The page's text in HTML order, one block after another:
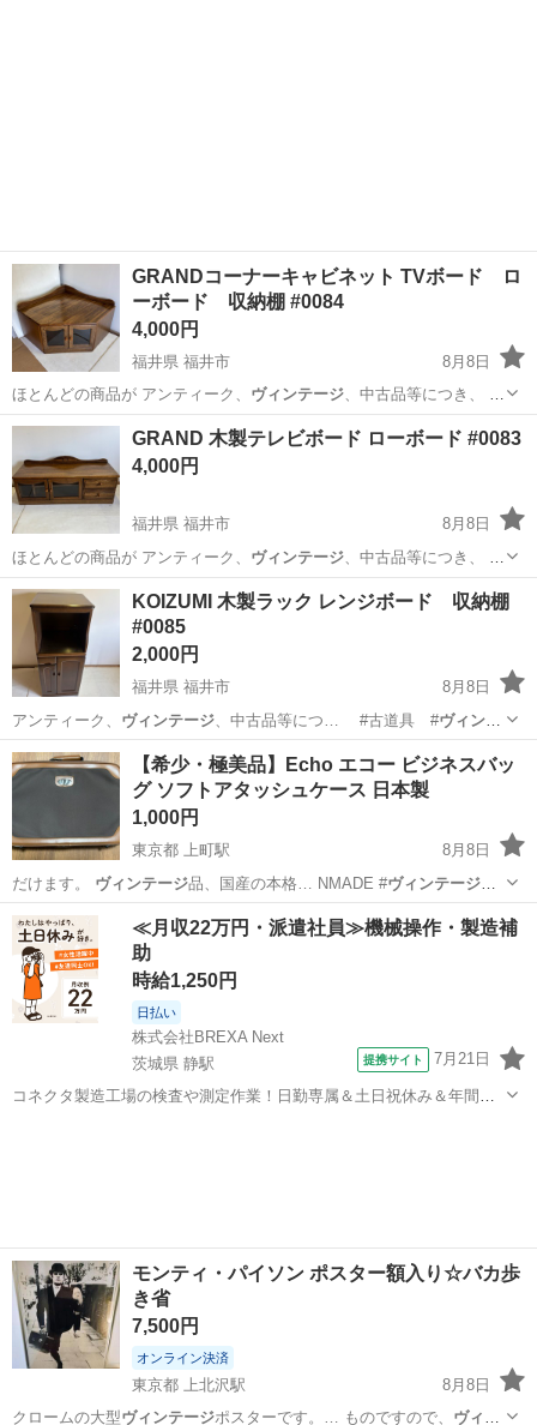
GRANDコーナーキャビネット TVボード ロ
ーボード 収納棚 #0084
4,000円
福井県 福井市
8月8日
ほとんどの商品が アンティーク、 ヴィンテージ、中古品等につき、 経
年によるキズ…
福井 福井市 収納家具
GRAND 木製テレビボード ローボード #0083
4,000円
福井県 福井市
8月8日
ほとんどの商品が アンティーク、 ヴィンテージ、中古品等につき、 経
年によるキズ…
福井 福井市 ローボード
KOIZUMI 木製ラック レンジボード 収納棚
#0085
2,000円
福井県 福井市
8月8日
アンティーク、 ヴィンテージ、中古品等につ… #古道具 #ヴィンテ
ージ#レア #激…
福井 福井市 収納家具
【希少・極美品】Echo エコー ビジネスバッ
グ ソフトアタッシュケース 日本製
1,000円
東京都 上町駅
8月8日
だけます。 ヴィンテージ品、国産の本格… NMADE #ヴィンテージバ
ッグ #オー… ルドヴィンテージ#レトロ #…
東京 世田谷区 上町駅 バッグ
≪月収22万円・派遣社員≫機械操作・製造補
助
時給1,250円
日払い
株式会社BREXA Next
茨城県 静駅
提携サイト 7月21日
コネクタ製造工場の検査や測定作業！日勤専属＆土日祝休み＆年間休
モンティ・パイソン ポスター額入り☆バカ歩
き省
7,500円
オンライン決済
東京都 上北沢駅
8月8日
クロームの大型ヴィンテージポスターです。… ものですので、 ヴィン